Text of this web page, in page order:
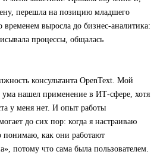
перешла на позицию младшего
временем выросла до бизнес-аналитика:
процессы, общалась
консультанта OpenText. Мой
ума нашел применение в ИТ-сфере, хотя
у меня нет. И опыт работы
до сих пор: когда я настраиваю
понимаю, как они работают
потому что сама была пользователем.